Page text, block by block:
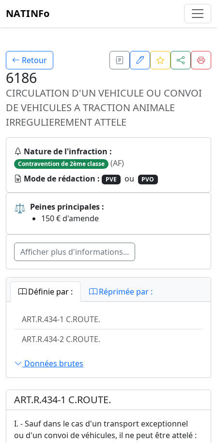
NATINFo
Retour
6186
CIRCULATION D'UN VEHICULE OU CONVOI
DE VEHICULES A TRACTION ANIMALE
IRREGULIEREMENT ATTELE
Nature de l'infraction :
Contravention de 2ème classe (AF)
Mode de rédaction :
PVE ou PVO
⚖ Peines principales :
150 € d'amende
Afficher plus d'informations...
Définie par : Réprimée par :
ART.R.434-1 C.ROUTE.
ART.R.434-2 C.ROUTE.
Données brutes
ART.R.434-1 C.ROUTE.
I. - Sauf dans le cas d'un transport exceptionnel
ou d'un convoi de véhicules, il ne peut être attelé :